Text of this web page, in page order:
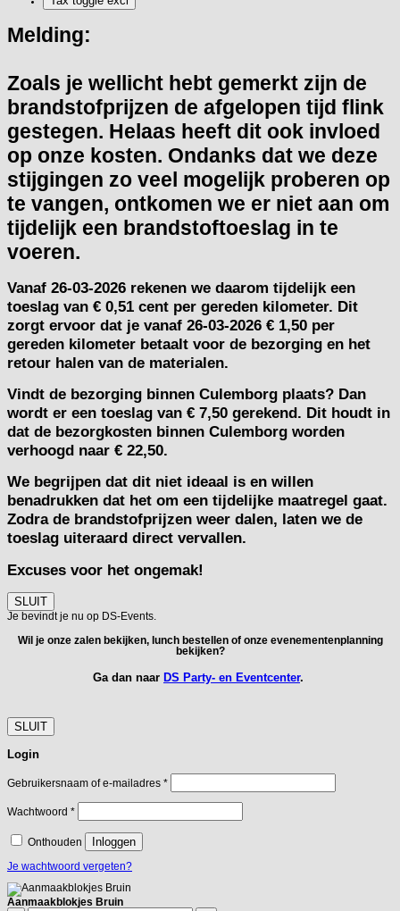
Melding:
Zoals je wellicht hebt gemerkt zijn de
brandstofprijzen de afgelopen tijd flink
gestegen. Helaas heeft dit ook invloed
op onze kosten. Ondanks dat we deze
stijgingen zo veel mogelijk proberen op
te vangen, ontkomen we er niet aan om
tijdelijk een brandstoftoeslag in te
voeren.
Vanaf 26-03-2026 rekenen we daarom tijdelijk een
toeslag van € 0,51 cent per gereden kilometer. Dit
zorgt ervoor dat je vanaf 26-03-2026 € 1,50 per
gereden kilometer betaalt voor de bezorging en het
retour halen van de materialen.
Vindt de bezorging binnen Culemborg plaats? Dan
wordt er een toeslag van € 7,50 gerekend. Dit houdt in
dat de bezorgkosten binnen Culemborg worden
verhoogd naar € 22,50.
We begrijpen dat dit niet ideaal is en willen
benadrukken dat het om een tijdelijke maatregel gaat.
Zodra de brandstofprijzen weer dalen, laten we de
toeslag uiteraard direct vervallen.
Excuses voor het ongemak!
SLUIT
Je bevindt je nu op DS-Events.
Wil je onze zalen bekijken, lunch bestellen of onze evenementenplanning
bekijken?
Ga dan naar DS Party- en Eventcenter.
SLUIT
Login
Gebruikersnaam of e-mailadres *Vereist
Wachtwoord *Vereist
Onthouden Inloggen
Je wachtwoord vergeten?
Aanmaakblokjes Bruin